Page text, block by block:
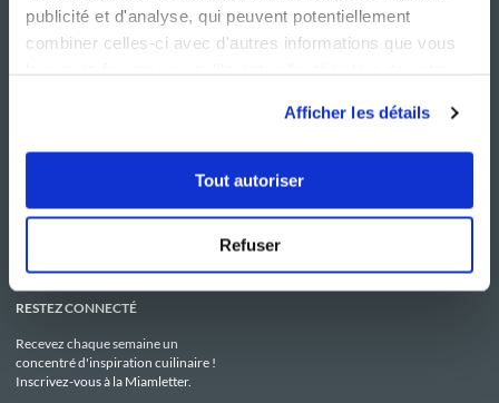
publicité et d'analyse, qui peuvent potentiellement
combiner celles-ci avec d'autres informations que vous
Afficher les détails
Tout autoriser
Refuser
Le Mag'
Boutique
C.G.U
Politique de confidentialité
Utilisation des Cookies
RESTEZ CONNECTÉ
Recevez chaque semaine un
concentré d'inspiration cuilinaire !
Inscrivez-vous à la Miamletter.